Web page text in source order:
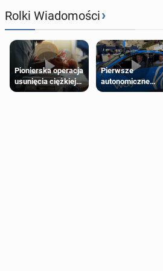
Rolki Wiadomości›
Pionierska operacja
usunięcia ciężkiej
wady wrodzonej
Pierwsze
autonomiczne
Ubery pojawią się